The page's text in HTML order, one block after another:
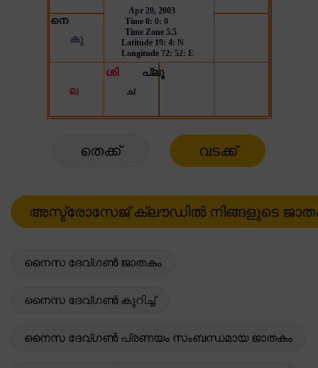
തെക്ക് വടക്ക്
നൈസ ദേവ്ഗൺ ജാതകം
നൈസ ദേവ്ഗൺ കുറിച്ച്
നൈസ ദേവ്ഗൺ പ്രണയം സംബന്ധമായ ജാതകം